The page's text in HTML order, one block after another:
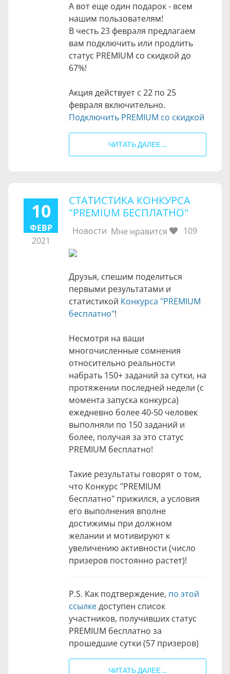
А вот еще один подарок - всем
нашим пользователям!
В честь 23 февраля предлагаем
вам подключить или продлить
статус PREMIUM со скидкой до
67%!
Акция действует с 22 по 25
февраля включительно.
Подключить PREMIUM со скидкой
ЧИТАТЬ ДАЛЕЕ ...
10
ФЕВР
2021
СТАТИСТИКА КОНКУРСА
"PREMIUM БЕСПЛАТНО"
Новости Мне нравится 109
Друзья, спешим поделиться
первыми результатами и
статистикой Конкурса "PREMIUM
бесплатно"!
Несмотря на ваши
многочисленные сомнения
относительно реальности
набрать 150+ заданий за сутки, на
протяжении последней недели (с
момента запуска конкурса)
ежедневно более 40-50 человек
выполняли по 150 заданий и
более, получая за это статус
PREMIUM бесплатно!
Такие результаты говорят о том,
что Конкурс "PREMIUM
бесплатно" прижился, а условия
его выполнения вполне
достижимы при должном
желании и мотивируют к
увеличению активности (число
призеров постоянно растет)!
P.S. Как подтверждение, по этой
ссылкедоступен список
участников, получивших статус
PREMIUM бесплатно за
прошедшие сутки (57 призеров)
ЧИТАТЬ ДАЛЕЕ ...